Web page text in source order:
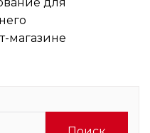
магазине